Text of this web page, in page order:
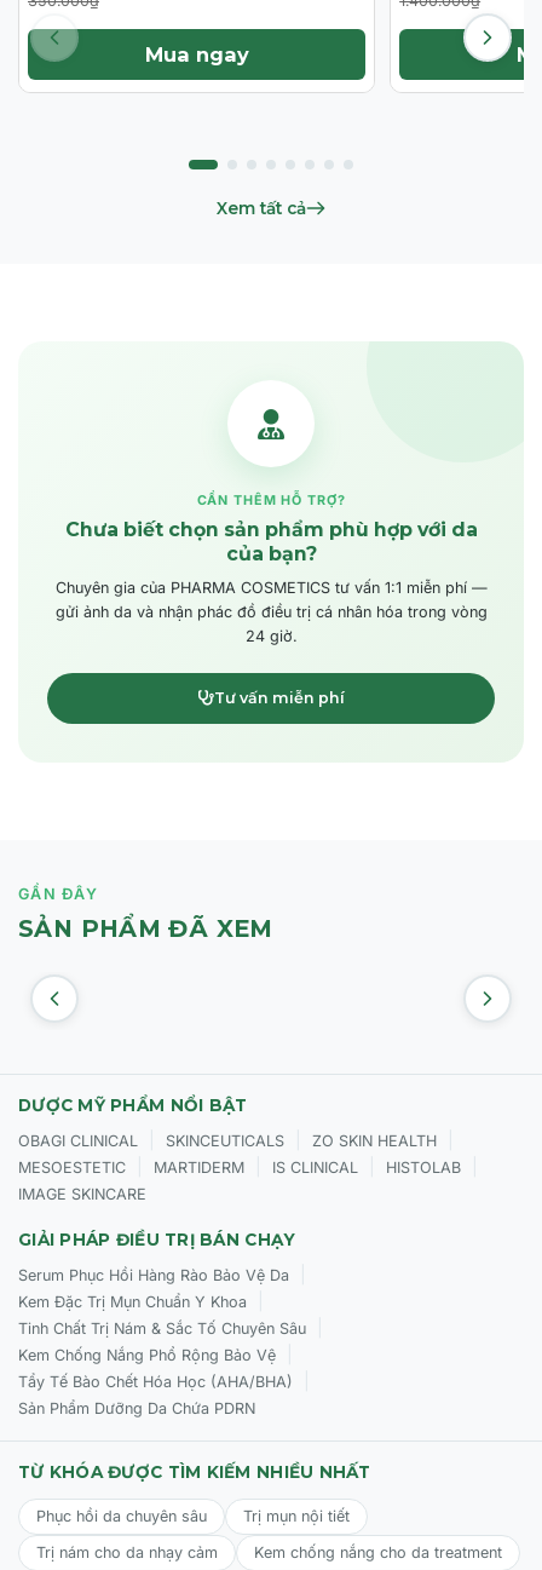
Mua ngay
Xem tất cả
CẦN THÊM HỖ TRỢ?
Chưa biết chọn sản phẩm phù hợp với da
của bạn?
Chuyên gia của PHARMA COSMETICS tư vấn 1:1 miễn phí —
gửi ảnh da và nhận phác đồ điều trị cá nhân hóa trong vòng
24 giờ.
Tư vấn miễn phí
GẦN ĐÂY
SẢN PHẨM ĐÃ XEM
DƯỢC MỸ PHẨM NỔI BẬT
OBAGI CLINICAL SKINCEUTICALS ZO SKIN HEALTH
MESOESTETIC MARTIDERM IS CLINICAL HISTOLAB
IMAGE SKINCARE
GIẢI PHÁP ĐIỀU TRỊ BÁN CHẠY
Serum Phục Hồi Hàng Rào Bảo Vệ Da
Kem Đặc Trị Mụn Chuẩn Y Khoa
Tinh Chất Trị Nám & Sắc Tố Chuyên Sâu
Kem Chống Nắng Phổ Rộng Bảo Vệ
Tẩy Tế Bào Chết Hóa Học (AHA/BHA)
Sản Phẩm Dưỡng Da Chứa PDRN
TỪ KHÓA ĐƯỢC TÌM KIẾM NHIỀU NHẤT
Phục hồi da chuyên sâu
Trị mụn nội tiết
Trị nám cho da nhạy cảm
Kem chống nắng cho da treatment